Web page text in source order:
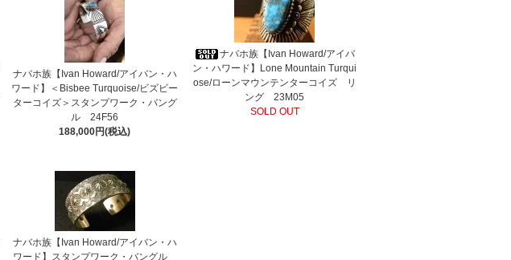
ナバホ族【Ivan Howard/アイバン・ハ
ワード】＜Bisbee Turquoise/ビズビー
ターコイズ＞スタンプワーク・バング
ル 24F56
188,000円(税込)
ナバホ族【Ivan Howard/アイバ
ン・ハワード】Lone Mountain Turqui
ose/ローンマウンテンターコイズ リ
ング 23M05
SOLD OUT
ナバホ族【Ivan Howard/アイバン・ハ
ワード】スタンプワーク・バングル